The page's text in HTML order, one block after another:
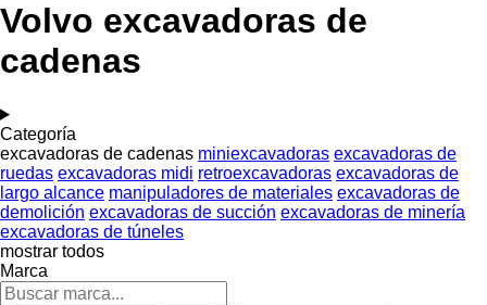
Volvo excavadoras de
cadenas
Categoría
excavadoras de cadenas miniexcavadoras excavadoras de
ruedas excavadoras midi retroexcavadoras excavadoras de
largo alcance manipuladores de materiales excavadoras de
demolición excavadoras de succión excavadoras de minería
excavadoras de túneles
mostrar todos
Marca